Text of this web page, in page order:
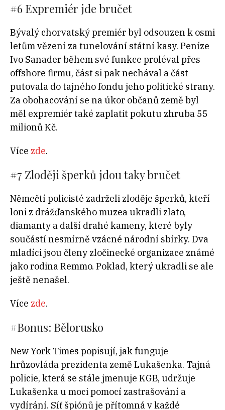
#6 Expremiér jde bručet
Bývalý chorvatský premiér byl odsouzen k osmi
letům vězení za tunelování státní kasy. Peníze
Ivo Sanader během své funkce proléval přes
offshore firmu, část si pak nechával a část
putovala do tajného fondu jeho politické strany.
Za obohacování se na úkor občanů země byl
měl expremiér také zaplatit pokutu zhruba 55
milionů Kč.
Více zde.
#7 Zloději šperků jdou taky bručet
Němečtí policisté zadrželi zloděje šperků, kteří
loni z drážďanského muzea ukradli zlato,
diamanty a další drahé kameny, které byly
součástí nesmírně vzácné národní sbírky. Dva
mladíci jsou členy zločinecké organizace známé
jako rodina Remmo. Poklad, který ukradli se ale
ještě nenašel.
Více zde.
#Bonus: Bělorusko
New York Times popisují, jak funguje
hrůzovláda prezidenta země Lukašenka. Tajná
policie, která se stále jmenuje KGB, udržuje
Lukašenka u moci pomocí zastrašování a
vydírání. Síť špiónů je přítomná v každé